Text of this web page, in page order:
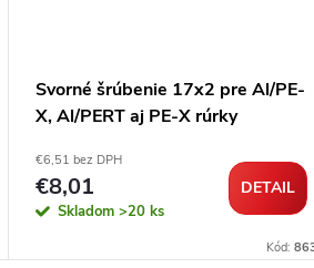
Svorné šrúbenie 17x2 pre Al/PE-
X, Al/PERT aj PE-X rúrky
€6,51 bez DPH
€8,01
Skladom >20 ks
DETAIL
Kód: